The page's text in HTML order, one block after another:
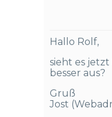
Hallo Rolf,
sieht es
besser aus?
Gruß
Jost